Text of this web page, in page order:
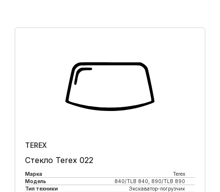
TEREX
Стекло Terex 022
Марка
Terex
Модель
840/TLB 840, 890/TLB 890
Тип техники
Экскаватор-погрузчик